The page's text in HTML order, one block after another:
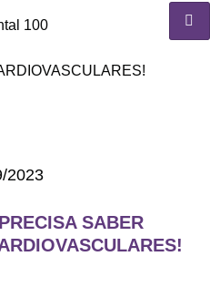
2023
SABER